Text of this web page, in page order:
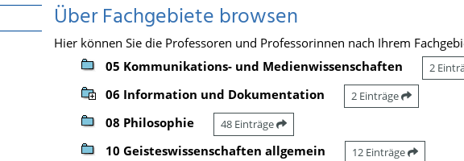
Über Fachgebiete browsen
Hier können Sie die Professoren und Professorinnen nach Ihrem
05 Kommunikations- und Medienwissenschaften
2
06 Information und Dokumentation 2 Einträge
08 Philosophie 48 Einträge
10 Geisteswissenschaften allgemein 12 Einträge